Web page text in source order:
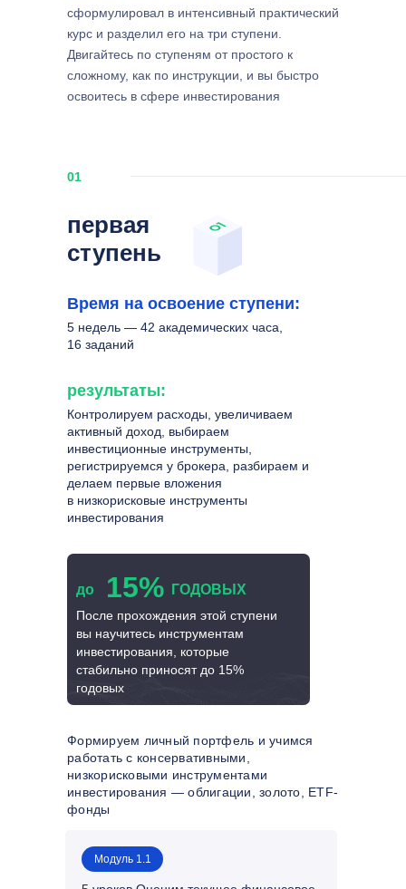
сформулировал в интенсивный практический
курс и разделил его на три ступени.
Двигайтесь по ступеням от простого к
сложному, как по инструкции, и вы быстро
освоитесь в сфере инвестирования
Модуль 1.1
первая
ступень
Формируем личный портфель и учимся
работать с консервативными,
низкорисковыми инструментами
инвестирования — облигации, золото, ETF-
фонды
01
Время на освоение ступени:
5 недель — 42 академических часа,
16 заданий
результаты:
Контролируем расходы, увеличиваем
активный доход, выбираем
инвестиционные инструменты,
регистрируемся у брокера, разбираем и
делаем первые вложения
в низкорисковые инструменты
инвестирования
После прохождения этой ступени
вы научитесь инструментам
инвестирования, которые
стабильно приносят до 15%
годовых
до 15% ГОДОВЫХ